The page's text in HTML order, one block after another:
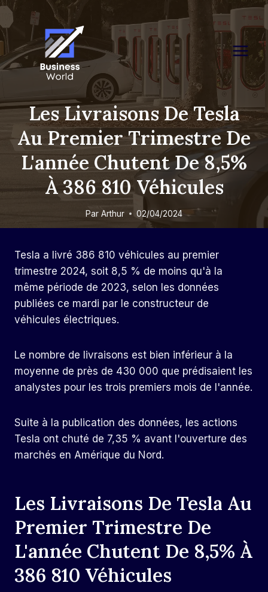
Skip
to
content
Les Livraisons De Tesla
Au Premier Trimestre De
L'année Chutent De 8,5%
À 386 810 Véhicules
Par Arthur 02/04/2024
Tesla a livré 386 810 véhicules au premier
trimestre 2024, soit 8,5 % de moins qu'à la
même période de 2023, selon les données
publiées ce mardi par le constructeur de
véhicules électriques.
Le nombre de livraisons est bien inférieur à la
moyenne de près de 430 000 que prédisaient les
analystes pour les trois premiers mois de l'année.
Suite à la publication des données, les actions
Tesla ont chuté de 7,35 % avant l'ouverture des
marchés en Amérique du Nord.
Les Livraisons De Tesla Au
Premier Trimestre De
L'année Chutent De 8,5% À
386 810 Véhicules